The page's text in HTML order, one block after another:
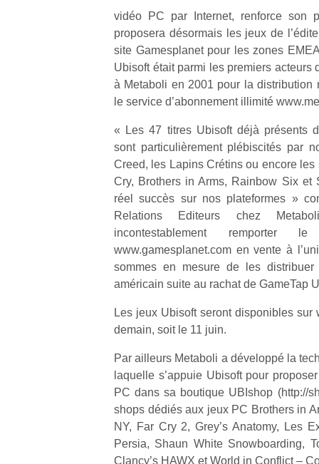
vidéo PC par Internet, renforce son
proposera désormais les jeux de
site Gamesplanet pour les zones
Ubisoft était parmi les premiers acteurs
à Metaboli en 2001 pour la distribution
le service d’abonnement illimité
« Les 47 titres Ubisoft déjà présents
sont particulièrement plébiscités par
Creed, les Lapins Crétins ou encore
Cry, Brothers in Arms, Rainbow Six et
réel succès sur nos plateformes »
Relations Editeurs chez
incontestablement remporter
www.gamesplanet.com en vente à
sommes en mesure de les
américain suite au rachat de GameTap
Les jeux Ubisoft seront disponibles sur
demain, soit le 11 juin.
Par ailleurs Metaboli a développé la
laquelle s’appuie Ubisoft pour
PC dans sa boutique UBIshop (http://
shops dédiés aux jeux PC Brothers in
NY, Far Cry 2, Grey’s Anatomy, Les
Persia, Shaun White Snowboarding,
Clancy’s HAWX et World in Conflict –